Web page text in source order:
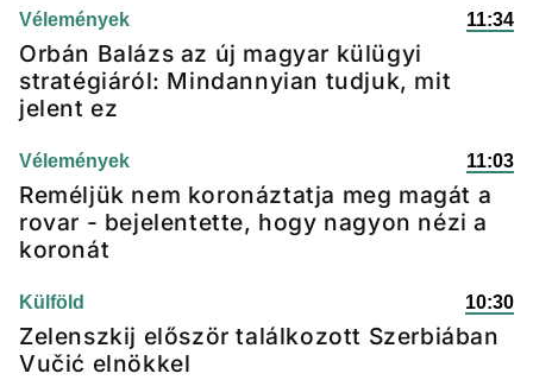
Vélemények 11:34
Orbán Balázs az új magyar külügyi
stratégiáról: Mindannyian tudjuk, mit
jelent ez
Vélemények 11:03
Reméljük nem koronáztatja meg magát a
rovar - bejelentette, hogy nagyon nézi a
koronát
Külföld 10:30
Zelenszkij először találkozott Szerbiában
Vučić elnökkel